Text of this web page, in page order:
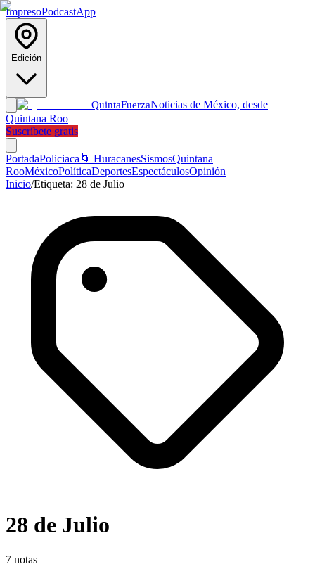
ImpresoPodcastApp
Edición
QuintaFuerzaNoticias de México, desde
Quintana Roo
Suscríbete gratis
PortadaPoliciaca 🌀 HuracanesSismosQuintana
RooMéxicoPolíticaDeportesEspectáculosOpinión
Inicio/Etiqueta: 28 de Julio
28 de Julio
7 notas